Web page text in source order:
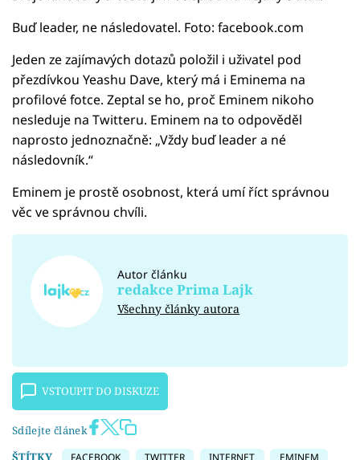
Buď leader, ne následovatel. Foto: facebook.com
Jeden ze zajímavých dotazů položil i uživatel pod
přezdívkou Yeashu Dave, který má i Eminema na
profilové fotce. Zeptal se ho, proč Eminem nikoho
nesleduje na Twitteru. Eminem na to odpověděl
naprosto jednoznačně: „Vždy buď leader a né
následovník.“
Eminem je prostě osobnost, která umí říct správnou
věc ve správnou chvíli.
Autor článku
redakce Prima Lajk
Všechny články autora
VSTOUPIT DO DISKUZE
Sdílejte článek
ŠTÍTKY